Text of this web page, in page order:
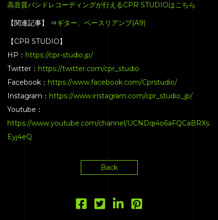
高音質バンドレコーディングが行えるCPR STUDIOはこちら
【関連記事】 ⇒ギター、ベースリアンプ(A9)
【CPR STUDIO】
HP： https://cpr-studio.jp/
Twitter： https://twitter.com/cpr_studio
Facebook： https://www.facebook.com/Cprstudio/
Instagram： https://www.instagram.com/cpr_studio_jp/
Youtube：
https://www.youtube.com/channel/UCNDqi4o6aFQCaBRXs
Eyj4eQ
Back